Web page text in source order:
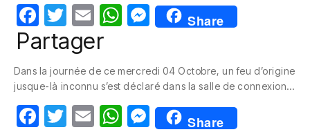
F
a
e
b
o
T
w
itt
er
E
m
W
s
A
p
M
e
e
n
g
Share
Partager
Dans la journée de ce mercredi 04 Octobre, un feu d’origine
jusque-là inconnu s’est déclaré dans la salle de connexion…
F
T
E
W M
Share